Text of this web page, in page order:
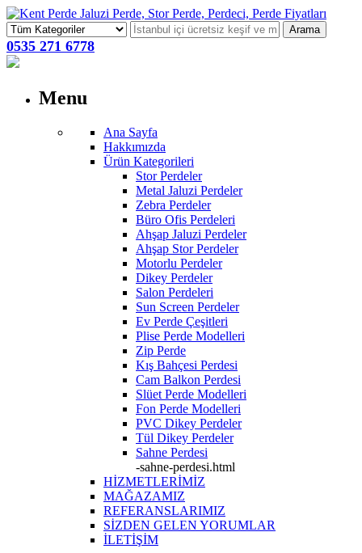
Arama
0535 271 6778
Menu
Ana Sayfa
Hakkımızda
Ürün Kategorileri
Stor Perdeler
Metal Jaluzi Perdeler
Zebra Perdeler
Büro Ofis Perdeleri
Ahşap Jaluzi Perdeler
Ahşap Stor Perdeler
Motorlu Perdeler
Dikey Perdeler
Salon Perdeleri
Sun Screen Perdeler
Ev Perde Çeşitleri
Plise Perde Modelleri
Zip Perde
Kış Bahçesi Perdesi
Cam Balkon Perdesi
Slüet Perde Modelleri
Fon Perde Modelleri
PVC Dikey Perdeler
Tül Dikey Perdeler
Sahne Perdesi
-sahne-perdesi.html
HİZMETLERİMİZ
MAĞAZAMIZ
REFERANSLARIMIZ
SİZDEN GELEN YORUMLAR
İLETİŞİM